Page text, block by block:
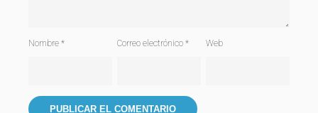
Nombre * Correo electrónico* Web